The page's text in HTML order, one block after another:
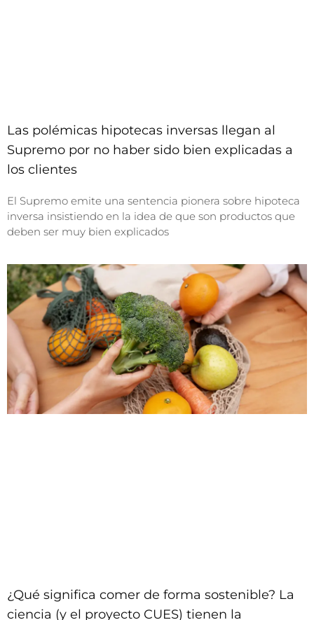
Las polémicas hipotecas inversas llegan al
Supremo por no haber sido bien explicadas a
los clientes
El Supremo emite una sentencia pionera sobre hipoteca
inversa insistiendo en la idea de que son productos que
deben ser muy bien explicados
¿Qué significa comer de forma sostenible? La
ciencia (y el proyecto CUES) tienen la